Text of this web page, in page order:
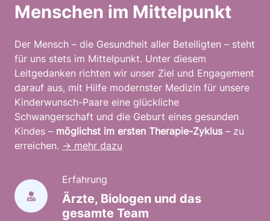
Menschen im Mittelpunkt
Der Mensch – die Gesundheit aller Beteiligten – steht
für uns stets im Mittelpunkt. Unter diesem
Leitgedanken richten wir unser Ziel und Engagement
darauf aus, mit Hilfe modernster Medizin für unsere
Kinderwunsch-Paare eine glückliche
Schwangerschaft und die Geburt eines gesunden
Kindes – möglichst im ersten Therapie-Zyklus – zu
erreichen. → mehr dazu
Erfahrung
Ärzte, Biologen und das
gesamte Team